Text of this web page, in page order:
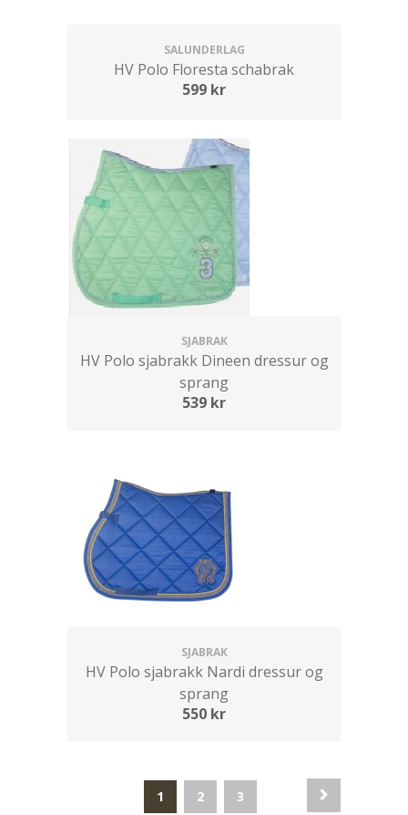
SALUNDERLAG
HV Polo Floresta schabrak
599 kr
SJABRAK
HV Polo sjabrakk Dineen dressur og
sprang
539 kr
SJABRAK
HV Polo sjabrakk Nardi dressur og
sprang
550 kr
1 2 3